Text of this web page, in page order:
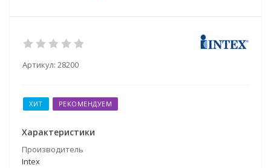
Артикул: 28200
ХИТ РЕКОМЕНДУЕМ
Характеристики
Производитель
Intex